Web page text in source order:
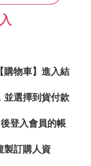
【購物車】 進入結
並選擇到貨付款
登入會員的帳
製訂購人資